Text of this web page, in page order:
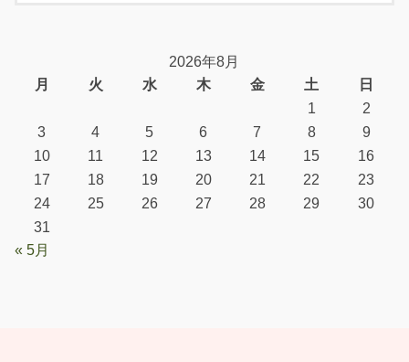
2026年8月
月
火 水 木 金 土
日
1
2
3
4 5 6 7 8
9
10
11 12 13 14 15
16
17
18 19 20 21 22
23
24
25 26 27 28 29
30
31
« 5月